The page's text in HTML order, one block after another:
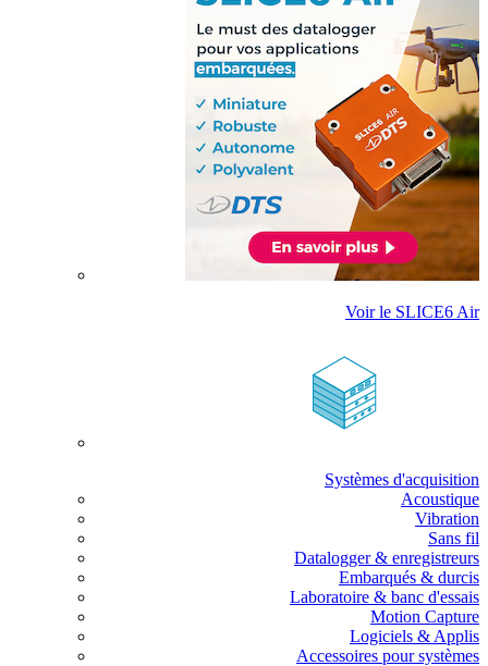
Voir le SLICE6 Air
Systèmes d'acquisition
Acoustique
Vibration
Sans fil
Datalogger & enregistreurs
Embarqués & durcis
Laboratoire & banc d'essais
Motion Capture
Logiciels & Applis
Accessoires pour systèmes